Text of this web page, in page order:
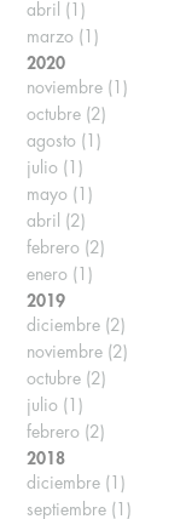
abril (1)
marzo (1)
2020
noviembre (1)
octubre (2)
agosto (1)
julio (1)
mayo (1)
abril (2)
febrero (2)
enero (1)
2019
diciembre (2)
noviembre (2)
octubre (2)
julio (1)
febrero (2)
2018
diciembre (1)
septiembre (1)